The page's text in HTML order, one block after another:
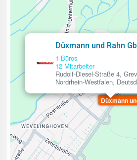
Düxmann
Düxmann und Rahn
1 Büros
12 Mitarbeiter
Rudolf-Diesel-Straße 4,
Nordrhein-Westfalen,